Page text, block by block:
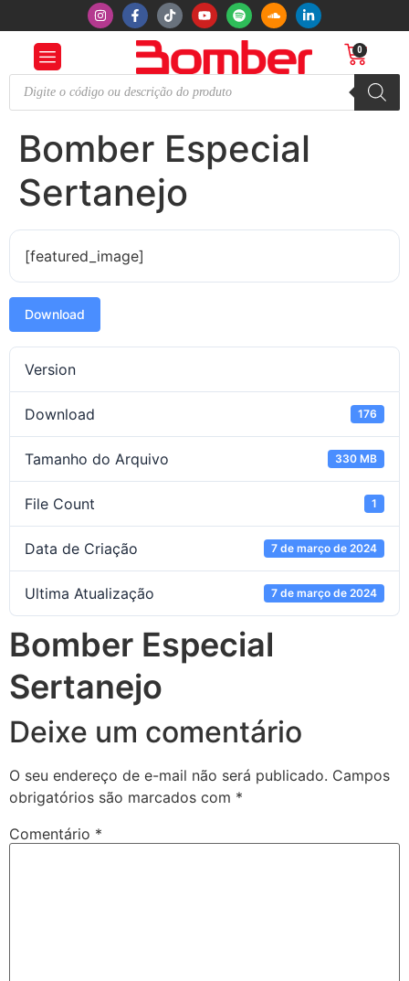
0
Bomber Especial
Sertanejo
[featured_image]
Download
Version
Download 176
Tamanho do Arquivo 330 MB
File Count 1
Data de Criação 7 de março de 2024
Ultima Atualização 7 de março de 2024
Bomber Especial
Sertanejo
Deixe um comentário
O seu endereço de e-mail não será publicado. Campos
obrigatórios são marcados com *
Comentário *